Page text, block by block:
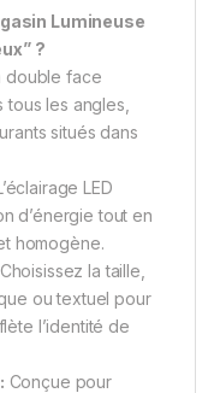
Lumineuse
?
double face
les angles,
situés dans
LED
d’énergie tout en
homogène.
Choisissez la taille,
ou textuel pour
l’identité de
Conçue pour